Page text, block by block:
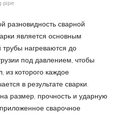
pipe
разновидность сварной
является основным
трубы нагреваются до
под давлением, чтобы
которого каждое
в результате сварки.
размер, прочность и ударную
сварочное